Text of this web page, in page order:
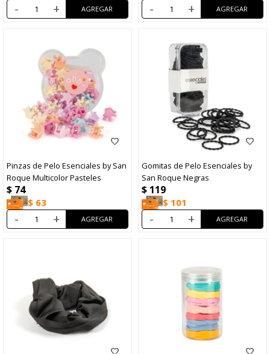
- + - +
Pinzas de Pelo Esenciales by San
Roque Multicolor Pasteles
$ 74
$ 63
- +
Gomitas de Pelo Esenciales by
San Roque Negras
$ 119
$ 101
- +